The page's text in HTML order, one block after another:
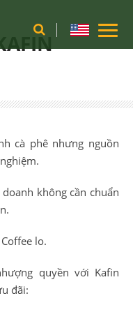
cà phê nhưng nguồn
không cần chuẩn
lo.
quyền với Kafin
đãi: